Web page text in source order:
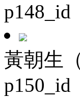
p148_id
黃朝生
p150_id